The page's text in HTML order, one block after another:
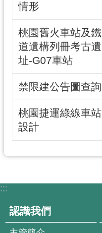
情形
桃園舊火車站及鐵
道遺構列冊考古遺
址-G07車站
禁限建公告圖查詢
桃園捷運綠線車站
設計
:::
認識我們